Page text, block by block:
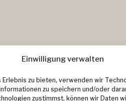
Einwilligung verwalten
Erlebnis zu bieten, verwenden wir
zu speichern und/oder
zustimmst, können wir Daten